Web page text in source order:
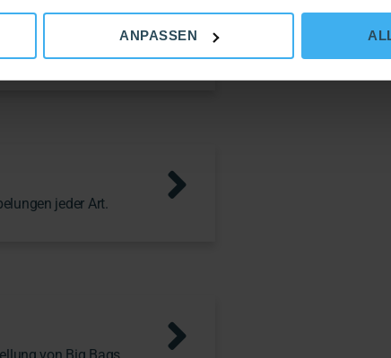
ANPASSEN
jeder Art.
von Big Bags.